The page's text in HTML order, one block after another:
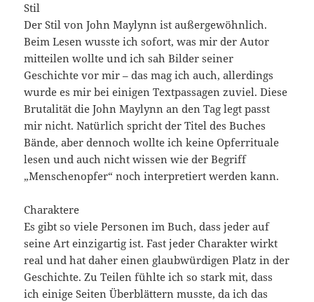
Stil
Der Stil von John Maylynn ist außergewöhnlich.
Beim Lesen wusste ich sofort, was mir der Autor
mitteilen wollte und ich sah Bilder seiner
Geschichte vor mir – das mag ich auch, allerdings
wurde es mir bei einigen Textpassagen zuviel. Diese
Brutalität die John Maylynn an den Tag legt passt
mir nicht. Natürlich spricht der Titel des Buches
Bände, aber dennoch wollte ich keine Opferrituale
lesen und auch nicht wissen wie der Begriff
„Menschenopfer“ noch interpretiert werden kann.
Charaktere
Es gibt so viele Personen im Buch, dass jeder auf
seine Art einzigartig ist. Fast jeder Charakter wirkt
real und hat daher einen glaubwürdigen Platz in der
Geschichte. Zu Teilen fühlte ich so stark mit, dass
ich einige Seiten Überblättern musste, da ich das